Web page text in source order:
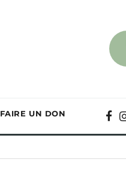
FAIRE UN DON